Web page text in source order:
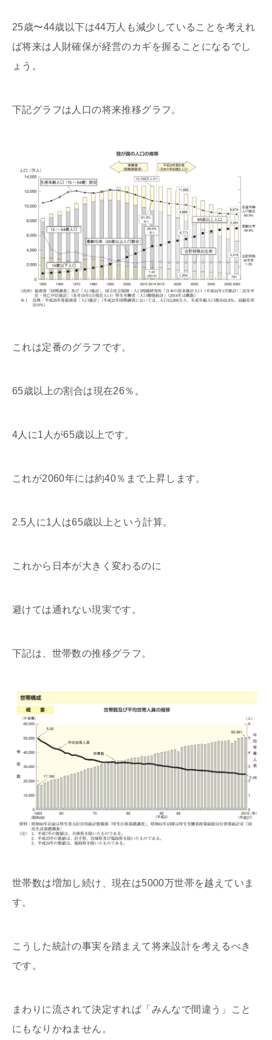
25歳〜44歳以下は44万人も減少していることを考えれ
ば将来は人財確保が経営のカギを握ることになるでし
ょう。
下記グラフは人口の将来推移グラフ。
これは定番のグラフです。
65歳以上の割合は現在26％。
4人に1人が65歳以上です。
これが2060年には約40％まで上昇します。
2.5人に1人は65歳以上という計算。
これから日本が大きく変わるのに
避けては通れない現実です。
下記は、世帯数の推移グラフ。
世帯数は増加し続け、現在は5000万世帯を越えていま
す。
こうした統計の事実を踏まえて将来設計を考えるべき
です。
まわりに流されて決定すれば「みんなで間違う」こと
にもなりかねません。